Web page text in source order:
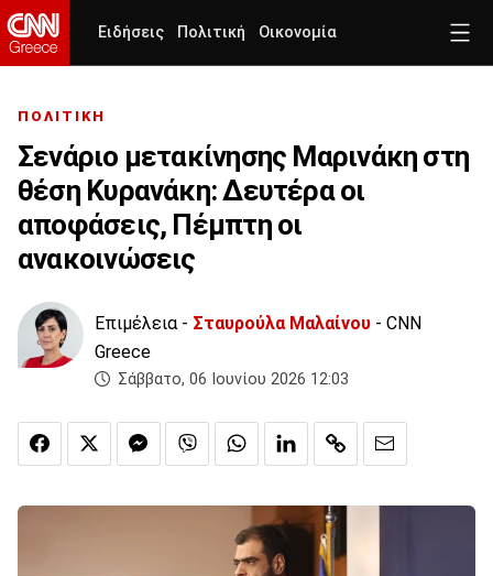
Ειδήσεις Πολιτική Οικονομία
ΠΟΛΙΤΙΚΗ
Σενάριο μετακίνησης Μαρινάκη στη
θέση Κυρανάκη: Δευτέρα οι
αποφάσεις, Πέμπτη οι
ανακοινώσεις
Επιμέλεια - Σταυρούλα Μαλαίνου - CNN
Greece
Σάββατο, 06 Ιουνίου 2026 12:03